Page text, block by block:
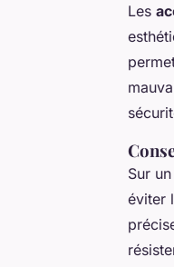
Les
Sur un
éviter